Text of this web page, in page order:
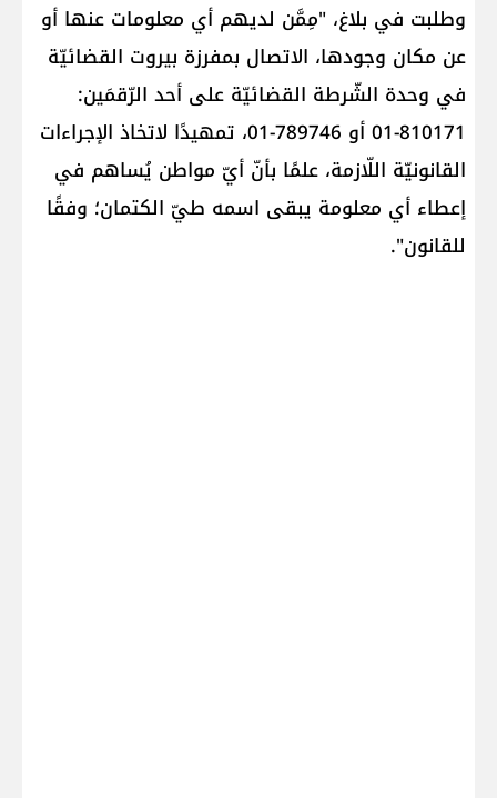
وطلبت في بلاغ، "مِمَّن لديهم أي معلومات عنها أو
عن مكان وجودها، الاتصال بمفرزة بيروت القضائيّة
في وحدة الشّرطة القضائيّة على أحد الرّقمَين:
810171-01 أو 789746-01، تمهيدًا لاتخاذ الإجراءات
القانونيّة اللّازمة، علمًا بأنّ أيّ مواطن يُساهم في
إعطاء أي معلومة يبقى اسمه طيّ الكتمان؛ وفقًا
للقانون".